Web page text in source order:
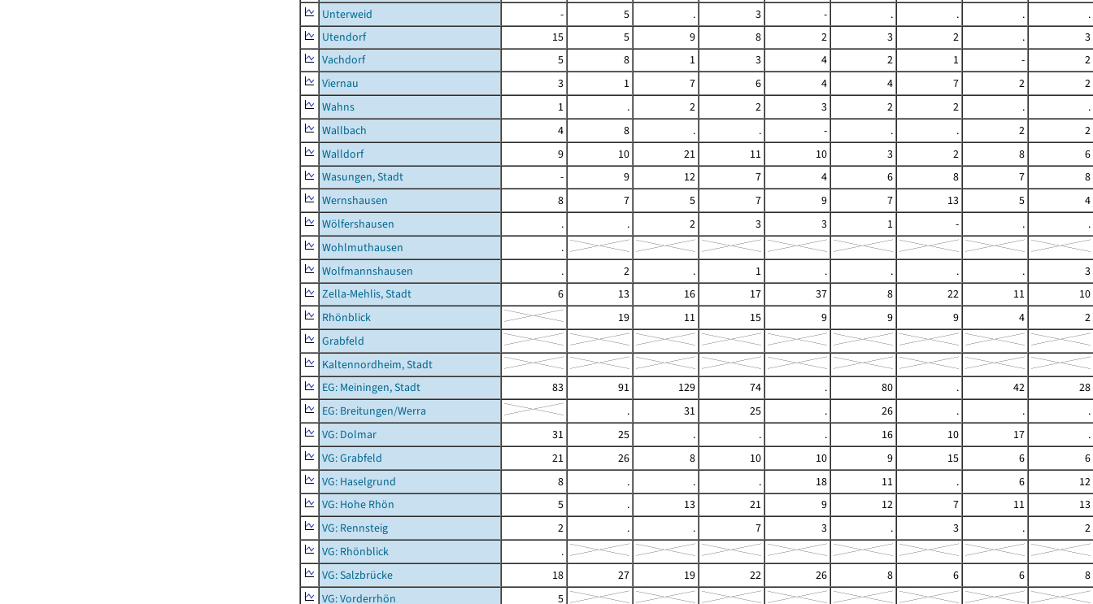
Unterweid
- 5 . 3 - . . .
.
Utendorf
15 5 9 8 2 3 2 .
3
Vachdorf
5 8 1 3 4 2 1 -
2
Viernau
3 1 7 6 4 4 7 2
2
Wahns
1 . 2 2 3 2 2 .
.
Wallbach
4 8 . . - . . 2
2
Walldorf
9 10 21 11 10 3 2 8
6
Wasungen, Stadt
- 9 12 7 4 6 8 7
8
Wernshausen
8 7 5 7 9 7 13 5
4
Wölfershausen
. . 2 3 3 1 - .
.
Wohlmuthausen
.
Wolfmannshausen
. 2 . 1 . . . .
3
Zella-Mehlis, Stadt
6 13 16 17 37 8 22 11
10
Rhönblick
19 11 15 9 9 9 4
2
Grabfeld
Kaltennordheim, Stadt
EG: Meiningen, Stadt
83 91 129 74 . 80 . 42
28
EG: Breitungen/Werra
. 31 25 . 26 . .
.
VG: Dolmar
31 25 . . . 16 10 17
.
VG: Grabfeld
21 26 8 10 10 9 15 6
6
VG: Haselgrund
8 . . . 18 11 . 6
12
VG: Hohe Rhön
5 . 13 21 9 12 7 11
13
VG: Rennsteig
2 . . 7 3 . 3 .
2
VG: Rhönblick
.
VG: Salzbrücke
18 27 19 22 26 8 6 6
8
VG: Vorderrhön
5